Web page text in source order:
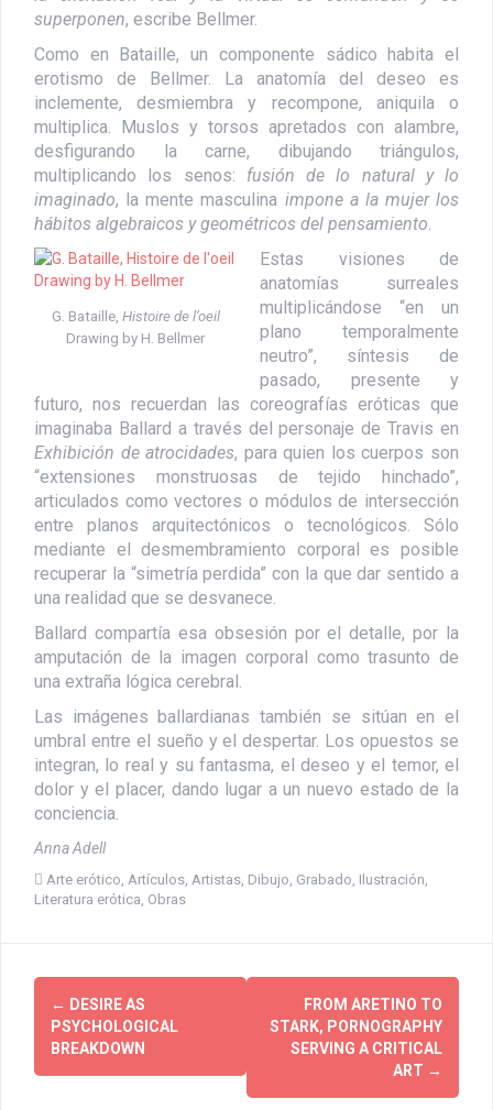
superponen, escribe Bellmer.
Como en Bataille, un componente sádico habita el
erotismo de Bellmer. La anatomía del deseo es
inclemente, desmiembra y recompone, aniquila o
multiplica. Muslos y torsos apretados con alambre,
desfigurando la carne, dibujando triángulos,
multiplicando los senos: fusión de lo natural y lo
imaginado, la mente masculina impone a la mujer los
hábitos algebraicos y geométricos del pensamiento.
G. Bataille, Histoire de l’oeil
Drawing by H. Bellmer
Estas visiones de
anatomías surreales
multiplicándose “en un
plano temporalmente
neutro”, síntesis de
pasado, presente y
futuro, nos recuerdan las coreografías eróticas que
imaginaba Ballard a través del personaje de Travis en
Exhibición de atrocidades, para quien los cuerpos son
“extensiones monstruosas de tejido hinchado”,
articulados como vectores o módulos de intersección
entre planos arquitectónicos o tecnológicos. Sólo
mediante el desmembramiento corporal es posible
recuperar la “simetría perdida” con la que dar sentido a
una realidad que se desvanece.
Ballard compartía esa obsesión por el detalle, por la
amputación de la imagen corporal como trasunto de
una extraña lógica cerebral.
Las imágenes ballardianas también se sitúan en el
umbral entre el sueño y el despertar. Los opuestos se
integran, lo real y su fantasma, el deseo y el temor, el
dolor y el placer, dando lugar a un nuevo estado de la
conciencia.
Anna Adell
Arte erótico, Artículos, Artistas, Dibujo, Grabado, Ilustración,
Literatura erótica, Obras
← DESIRE AS
PSYCHOLOGICAL
BREAKDOWN
FROM ARETINO TO
STARK, PORNOGRAPHY
SERVING A CRITICAL
ART →